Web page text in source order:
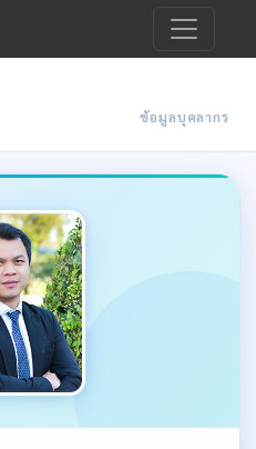
ข้อมูลบุคลากร